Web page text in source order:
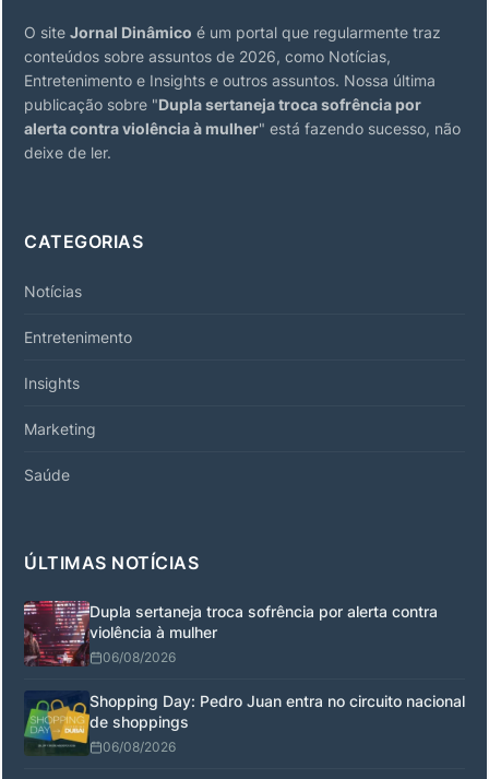
O site Jornal Dinâmico é um portal que regularmente traz
conteúdos sobre assuntos de 2026, como Notícias,
Entretenimento e Insights e outros assuntos. Nossa última
publicação sobre "Dupla sertaneja troca sofrência por
alerta contra violência à mulher" está fazendo sucesso, não
deixe de ler.
CATEGORIAS
Notícias
Entretenimento
Insights
Marketing
Saúde
ÚLTIMAS NOTÍCIAS
Dupla sertaneja troca sofrência por alerta contra
violência à mulher
06/08/2026
Shopping Day: Pedro Juan entra no circuito nacional
de shoppings
06/08/2026